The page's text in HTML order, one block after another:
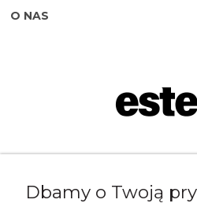
O NAS
Dbamy o Twoją